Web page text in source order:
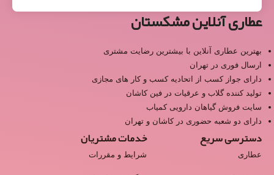
عطاری آنلاین مشکستان
بهترین عطاری آنلاین با بیشترین رضایت مشتری
ارسال فوری در تهران
دارای جواز کسب از اتحادیه کسب و کار های مجازی
تولید کننده گلاب و عرقیات در فین کاشان
سایت فروش گیاهان دارویی کمیاب
دارای دو شعبه حضوری در کاشان و تهران
دسترسی سریع
عطاری
خدمات مشتریان
شرایط و مقررات